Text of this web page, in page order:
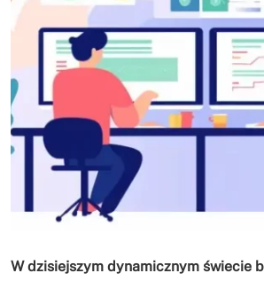
W dzisiejszym dynamicznym świecie